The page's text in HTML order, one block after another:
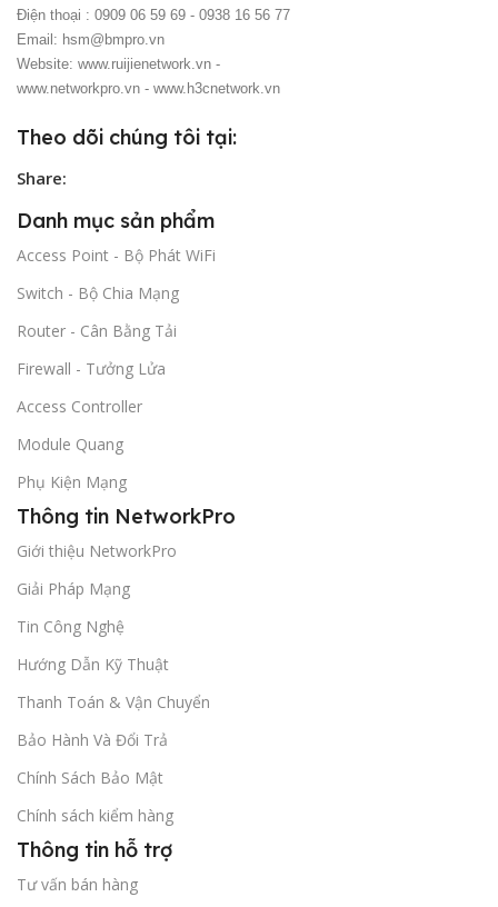
Điện thoại : 0909 06 59 69 - 0938 16 56 77
Email: hsm@bmpro.vn
Website: www.ruijienetwork.vn -
www.networkpro.vn - www.h3cnetwork.vn
Theo dõi chúng tôi tại:
Share:
Danh mục sản phẩm
Access Point - Bộ Phát WiFi
Switch - Bộ Chia Mạng
Router - Cân Bằng Tải
Firewall - Tưởng Lửa
Access Controller
Module Quang
Phụ Kiện Mạng
Thông tin NetworkPro
Giới thiệu NetworkPro
Giải Pháp Mạng
Tin Công Nghệ
Hướng Dẫn Kỹ Thuật
Thanh Toán & Vận Chuyển
Bảo Hành Và Đổi Trả
Chính Sách Bảo Mật
Chính sách kiểm hàng
Thông tin hỗ trợ
Tư vấn bán hàng